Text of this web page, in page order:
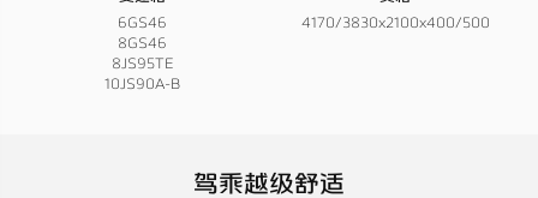
6GS46
8GS46
8JS95TE
10JS90A-B
4170/3830x2100x400/500
驾乘越级舒适